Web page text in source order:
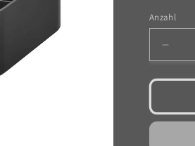
Anzahl
Anzahl
die